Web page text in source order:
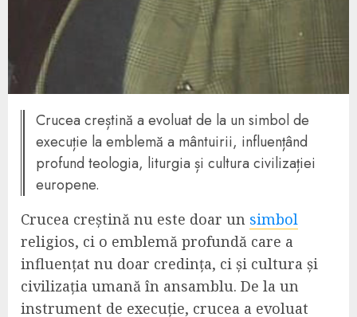
Crucea creștină a evoluat de la un simbol de
execuție la emblemă a mântuirii, influențând
profund teologia, liturgia și cultura civilizației
europene.
Crucea creștină nu este doar un simbol
religios, ci o emblemă profundă care a
influențat nu doar credința, ci și cultura și
civilizația umană în ansamblu. De la un
instrument de execuție, crucea a evoluat